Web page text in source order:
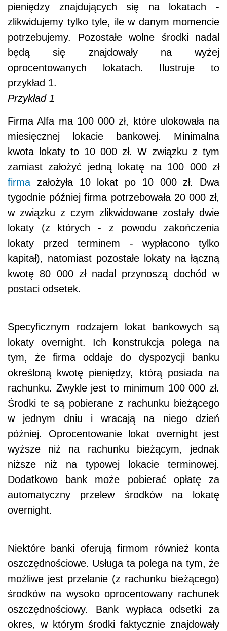
pieniędzy znajdujących się na lokatach -
zlikwidujemy tylko tyle, ile w danym momencie
potrzebujemy. Pozostałe wolne środki nadal
będą się znajdowały na wyżej
oprocentowanych lokatach. Ilustruje to
przykład 1.
Przykład 1
Firma Alfa ma 100 000 zł, które ulokowała na
miesięcznej lokacie bankowej. Minimalna
kwota lokaty to 10 000 zł. W związku z tym
zamiast założyć jedną lokatę na 100 000 zł
firmazałożyła 10 lokat po 10 000 zł. Dwa
tygodnie później firma potrzebowała 20 000 zł,
w związku z czym zlikwidowane zostały dwie
lokaty (z których - z powodu zakończenia
lokaty przed terminem - wypłacono tylko
kapitał), natomiast pozostałe lokaty na łączną
kwotę 80 000 zł nadal przynoszą dochód w
postaci odsetek.
Specyficznym rodzajem lokat bankowych są
lokaty overnight. Ich konstrukcja polega na
tym, że firma oddaje do dyspozycji banku
określoną kwotę pieniędzy, którą posiada na
rachunku. Zwykle jest to minimum 100 000 zł.
Środki te są pobierane z rachunku bieżącego
w jednym dniu i wracają na niego dzień
później. Oprocentowanie lokat overnight jest
wyższe niż na rachunku bieżącym, jednak
niższe niż na typowej lokacie terminowej.
Dodatkowo bank może pobierać opłatę za
automatyczny przelew środków na lokatę
overnight.
Niektóre banki oferują firmom również
konta
oszczędnościowe. Usługa ta polega na tym, że
możliwe jest przelanie (z rachunku bieżącego)
środków na wysoko oprocentowany rachunek
oszczędnościowy. Bank wypłaca odsetki za
okres, w którym środki faktycznie znajdowały